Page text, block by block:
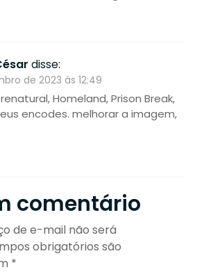
disse:
de 2023 às 12:49
Homeland, Prison Break,
encodes. melhorar a imagem,
comentário
de e-mail não será
obrigatórios são
*